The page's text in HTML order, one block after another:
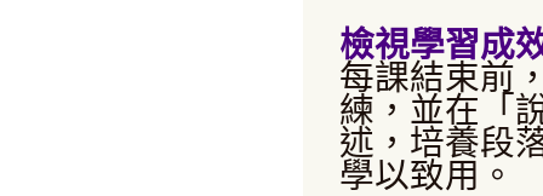
檢視學習成
每課結束前
練，並在「
述，培養段
學以致用。